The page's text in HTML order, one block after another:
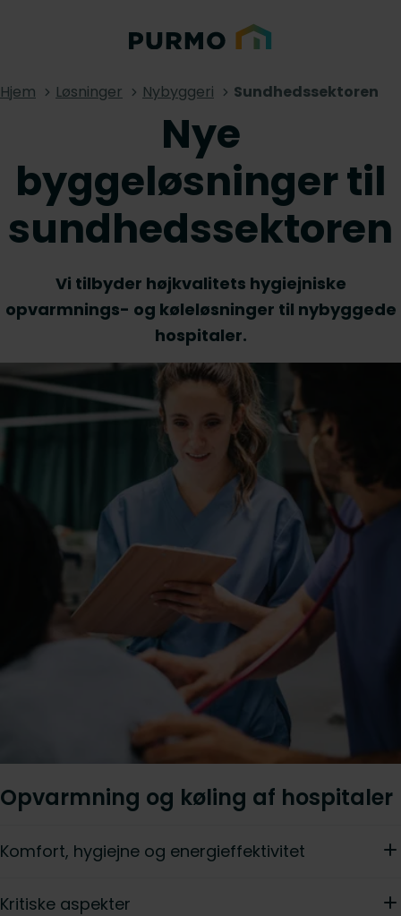
Hjem Løsninger Nybyggeri Sundhedssektoren
Nye
byggeløsninger til
sundhedssektoren
Vi tilbyder højkvalitets hygiejniske
opvarmnings- og køleløsninger til nybyggede
hospitaler.
Opvarmning og køling af hospitaler
Komfort, hygiejne og energieffektivitet
Kritiske aspekter